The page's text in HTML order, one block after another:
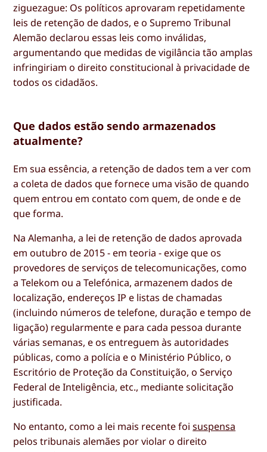
ziguezague: Os políticos aprovaram repetidamente
leis de retenção de dados, e o Supremo Tribunal
Alemão declarou essas leis como inválidas,
argumentando que medidas de vigilância tão amplas
infringiriam o direito constitucional à privacidade de
todos os cidadãos.
Que dados estão sendo armazenados
atualmente?
Em sua essência, a retenção de dados tem a ver com
a coleta de dados que fornece uma visão de quando
quem entrou em contato com quem, de onde e de
que forma.
Na Alemanha, a lei de retenção de dados aprovada
em outubro de 2015 - em teoria - exige que os
provedores de serviços de telecomunicações, como
a Telekom ou a Telefónica, armazenem dados de
localização, endereços IP e listas de chamadas
(incluindo números de telefone, duração e tempo de
ligação) regularmente e para cada pessoa durante
várias semanas, e os entreguem às autoridades
públicas, como a polícia e o Ministério Público, o
Escritório de Proteção da Constituição, o Serviço
Federal de Inteligência, etc., mediante solicitação
justificada.
No entanto, como a lei mais recente foisuspensa
pelos tribunais alemães por violar o direito